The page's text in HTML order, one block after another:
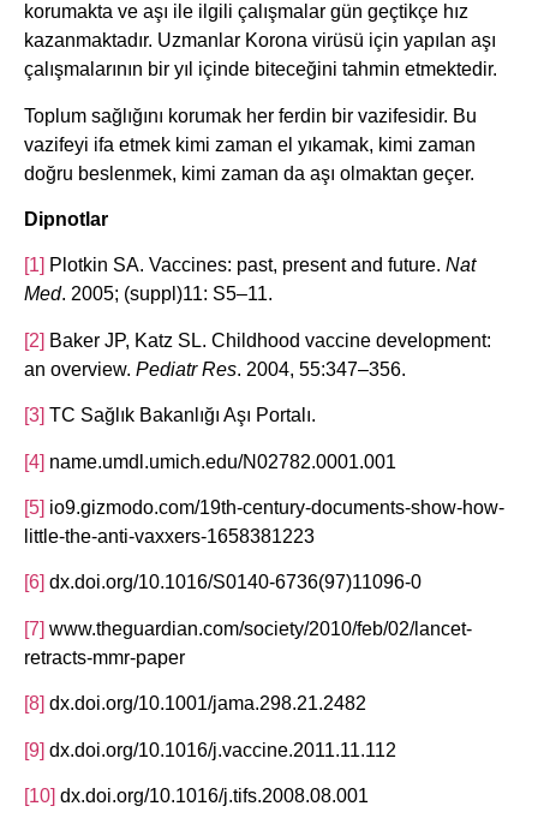
korumakta ve aşı ile ilgili çalışmalar gün geçtikçe hız
kazanmaktadır. Uzmanlar Korona virüsü için yapılan aşı
çalışmalarının bir yıl içinde biteceğini tahmin etmektedir.
Toplum sağlığını korumak her ferdin bir vazifesidir. Bu
vazifeyi ifa etmek kimi zaman el yıkamak, kimi zaman
doğru beslenmek, kimi zaman da aşı olmaktan geçer.
Dipnotlar
[1] Plotkin SA. Vaccines: past, present and future. Nat
Med. 2005; (suppl)11: S5–11.
[2] Baker JP, Katz SL. Childhood vaccine development:
an overview. Pediatr Res. 2004, 55:347–356.
[3] TC Sağlık Bakanlığı Aşı Portalı.
[4] name.umdl.umich.edu/N02782.0001.001
[5] io9.gizmodo.com/19th-century-documents-show-how-
little-the-anti-vaxxers-1658381223
[6] dx.doi.org/10.1016/S0140-6736(97)11096-0
[7] www.theguardian.com/society/2010/feb/02/lancet-
retracts-mmr-paper
[8] dx.doi.org/10.1001/jama.298.21.2482
[9] dx.doi.org/10.1016/j.vaccine.2011.11.112
[10] dx.doi.org/10.1016/j.tifs.2008.08.001